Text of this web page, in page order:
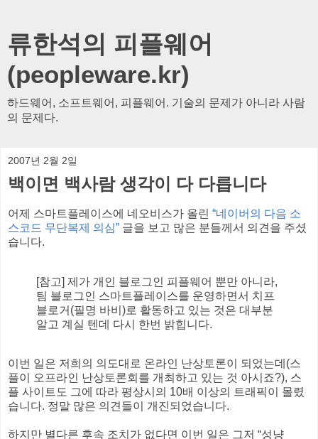
류한석의 피플웨어
(peopleware.kr)
하드웨어, 소프트웨어, 피플웨어. 기술의 문제가 아니라 사람
의 문제다.
2007년 2월 2일
백이면 백사람 생각이 다 다릅니다
어제 스마트플레이스에 네오비스가 올린 “네이버의 다음 소
스코드 무단복제 의심” 글을 보고 많은 분들께서 의견을 주셨
습니다.
[참고] 제가 개인 블로그인 피플웨어 뿐만 아니라,
팀 블로그인 스마트플레이스를 운영하면서 치프
블로거(필명 바비)로 활동하고 있는 것은 대부분
알고 계실 텐데 다시 한번 밝힙니다.
이번 일은 저희의 의도대로 온라인 난상토론이 되었는데(스
플이 오프라인 난상토론회를 개최하고 있는 것 아시죠?), 스
플 사이트도 그에 따라 평상시의 10배 이상의 트래픽이 몰렸
습니다. 정말 많은 의견들이 개진되었습니다.
하지만 별다른 후속 조치가 없다면 이번 일은 그저 “성냥